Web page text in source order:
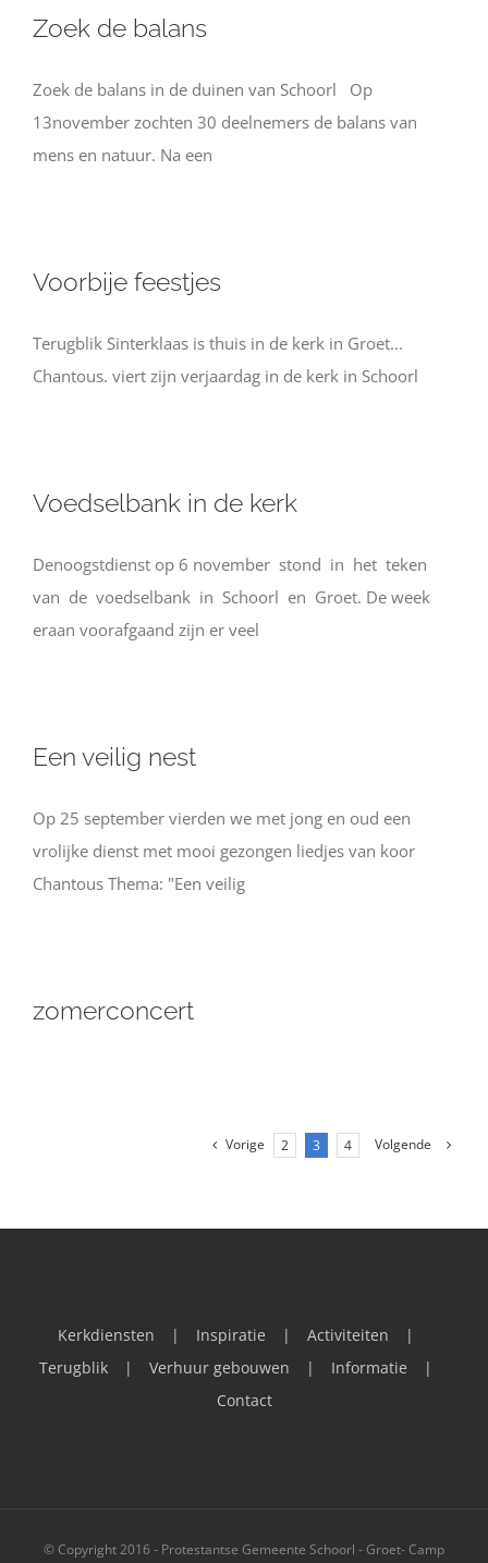
Zoek de balans
Zoek de balans in de duinen van Schoorl Op
13november zochten 30 deelnemers de balans van
mens en natuur. Na een
Voorbije feestjes
Terugblik Sinterklaas is thuis in de kerk in Groet...
Chantous. viert zijn verjaardag in de kerk in Schoorl
Voedselbank in de kerk
Denoogstdienst op 6 november stond in het teken
van de voedselbank in Schoorl en Groet. De week
eraan voorafgaand zijn er veel
Een veilig nest
Op 25 september vierden we met jong en oud een
vrolijke dienst met mooi gezongen liedjes van koor
Chantous Thema: "Een veilig
zomerconcert
Vorige 2 3 4 Volgende
Kerkdiensten Inspiratie
Activiteiten
Terugblik
Verhuur gebouwen
Informatie
Contact
© Copyright 2016 - Protestantse Gemeente Schoorl - Groet- Camp